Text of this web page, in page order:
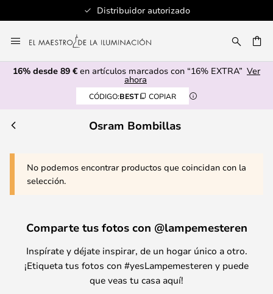
Distribuidor autorizado
al
contenido
16% desde 89 € en artículos marcados con “16% EXTRA” Ver
ahora
CÓDIGO:BEST COPIAR
Osram Bombillas
No podemos encontrar productos que coincidan con la
selección.
Comparte tus fotos con @lampemesteren
Inspírate y déjate inspirar, de un hogar único a otro.
¡Etiqueta tus fotos con #yesLampemesteren y puede
que veas tu casa aquí!